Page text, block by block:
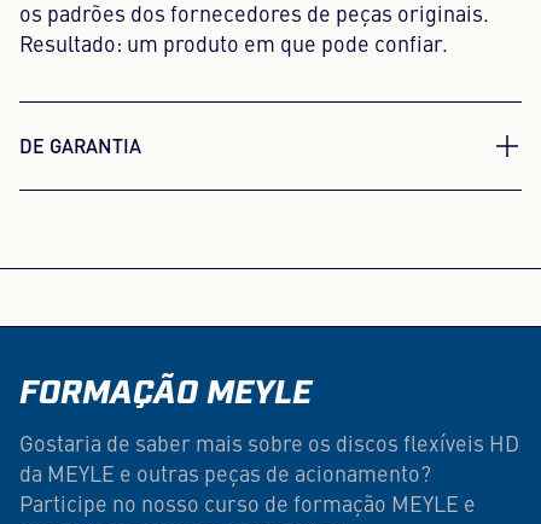
os padrões dos fornecedores de peças originais.
Resultado: um produto em que pode confiar.
DE GARANTIA
resolução rápida e sem complicações da situação.
FORMAÇÃO MEYLE
Gostaria de saber mais sobre os discos flexíveis HD
da MEYLE e outras peças de acionamento?
Participe no nosso curso de formação MEYLE e